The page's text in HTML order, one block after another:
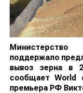
Министерство
поддержало
вывоз зерна в
сообщаетWorld
премьера РФ